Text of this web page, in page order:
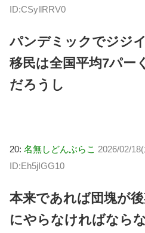
ID:CSyllRRV0
パンデミックでジジ
移民は全国平均7パー
だろうし
20: 名無しどんぶらこ 2026/02/
ID:Eh5jIGG10
本来であれば団塊が
にやらなければなら